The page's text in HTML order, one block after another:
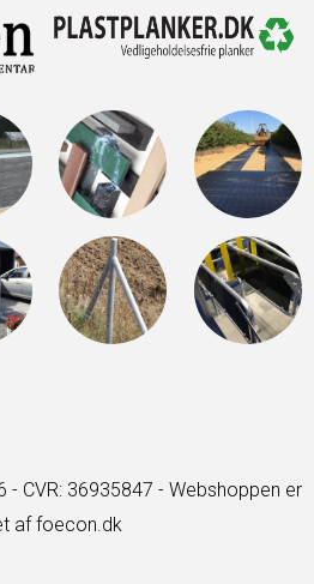
- CVR: 36935847 - Webshoppen er
af foecon.dk